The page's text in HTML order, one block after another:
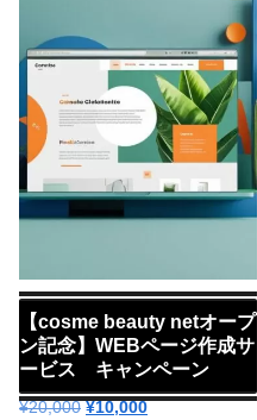
【cosme beauty netオープ
ン記念】WEBページ作成サ
ービス キャンペーン
¥20,000 元
¥10,000現